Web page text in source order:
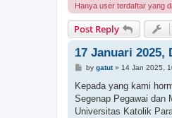
Hanya user terdaftar yang
Post Reply
17 Januari 2025,
P
s
by gatut» 14 Jan 2025,
Kepada yang kami
Segenap Pegawai dan
Universitas Katolik